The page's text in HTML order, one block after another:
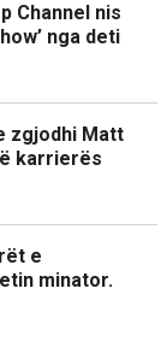
Channel nis
nga deti
zgjodhi Matt
karrierës
e
minator.